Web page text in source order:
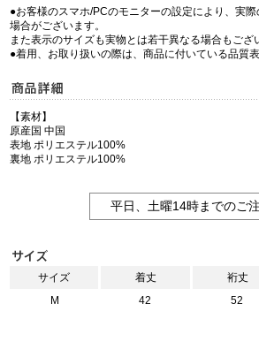
●お客様のスマホ/PCのモニターの設定により、実
場合がございます。
また表示のサイズも実物とは若干異なる場合もござ
●着用、お取り扱いの際は、商品に付いている品質
【素材】
原産国 中国
表地 ポリエステル100%
裏地 ポリエステル100%
平日、土曜14時までのご
サイズ 着丈 裄丈
M
42 52